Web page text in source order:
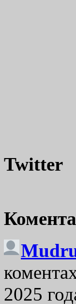
Twitter
2025